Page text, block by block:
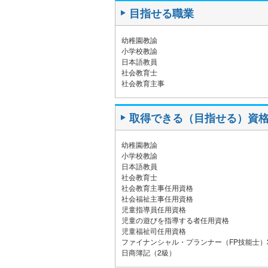
目指せる職業
幼稚園教諭
小学校教諭
日本語教員
社会教育士
社会教育主事
取得できる（目指せる）資
幼稚園教諭
小学校教諭
日本語教員
社会教育士
社会教育主事任用資格
社会福祉主事任用資格
児童指導員任用資格
児童の遊びを指導する者任用資格
児童福祉司任用資格
ファイナンシャル・プランナー（FP技能士
日商簿記（2級）